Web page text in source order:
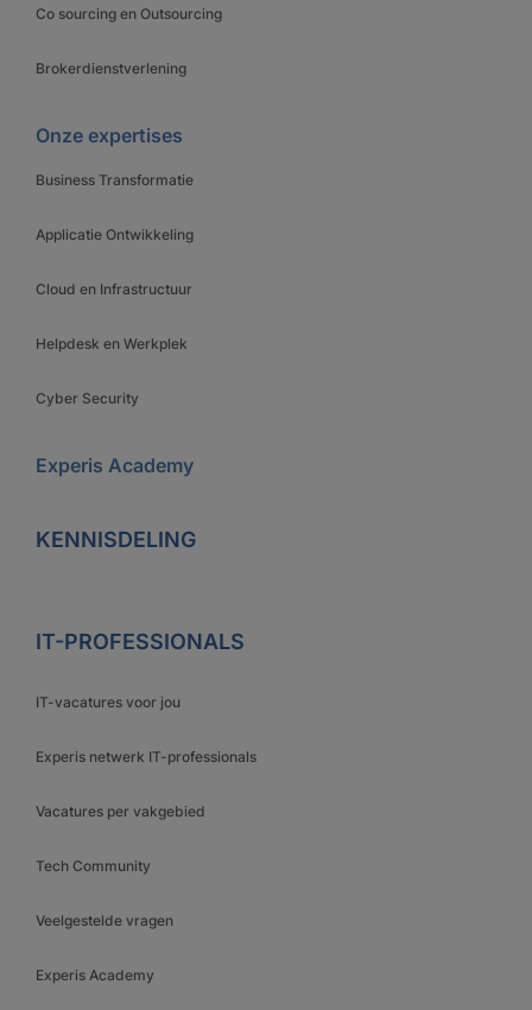
Co sourcing en Outsourcing
Brokerdienstverlening
Onze expertises
Business Transformatie
Applicatie Ontwikkeling
Cloud en Infrastructuur
Helpdesk en Werkplek
Cyber Security
Experis Academy
KENNISDELING
IT-PROFESSIONALS
IT-vacatures voor jou
Experis netwerk IT-professionals
Vacatures per vakgebied
Tech Community
Veelgestelde vragen
Experis Academy